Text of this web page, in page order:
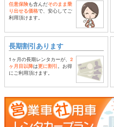
任意保険も含んだそのまま乗
り出せる価格で、安心してご
利用頂けます。
長期割引あります
1ヶ月の長期レンタカーが、 2
ヶ月目以降は更に割引 。お得
にご利用頂けます。